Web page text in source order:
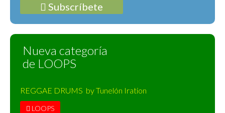
Subscríbete
Nueva categoría
de LOOPS
REGGAE DRUMS by Tunelón Iration
LOOPS